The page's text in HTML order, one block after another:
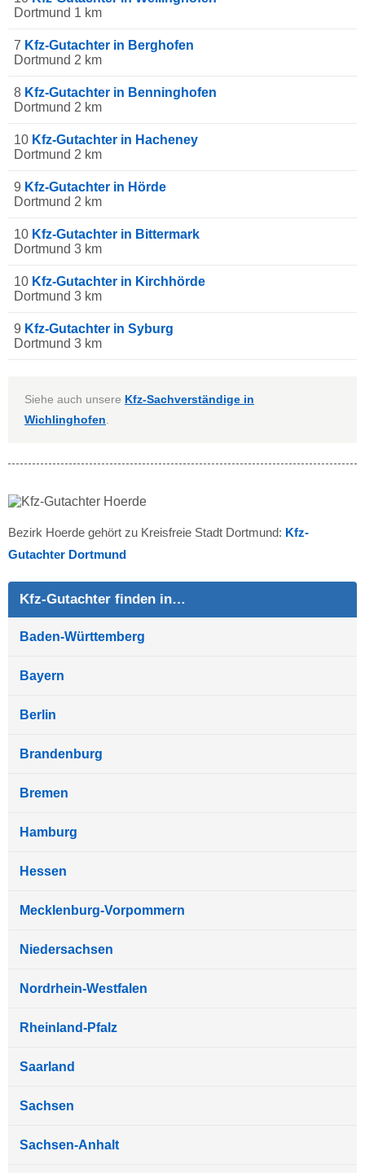
Dortmund 1 km
7 Kfz-Gutachter in Berghofen
Dortmund 2 km
8 Kfz-Gutachter in Benninghofen
Dortmund 2 km
10 Kfz-Gutachter in Hacheney
Dortmund 2 km
9 Kfz-Gutachter in Hörde
Dortmund 2 km
10 Kfz-Gutachter in Bittermark
Dortmund 3 km
10 Kfz-Gutachter in Kirchhörde
Dortmund 3 km
9 Kfz-Gutachter in Syburg
Dortmund 3 km
Siehe auch unsere Kfz-Sachverständige in
Wichlinghofen
Bezirk Hoerde gehört zu Kreisfreie Stadt Dortmund: Kfz-
Gutachter Dortmund
Kfz-Gutachter finden in…
Baden-Württemberg
Bayern
Berlin
Brandenburg
Bremen
Hamburg
Hessen
Mecklenburg-Vorpommern
Niedersachsen
Nordrhein-Westfalen
Rheinland-Pfalz
Saarland
Sachsen
Sachsen-Anhalt